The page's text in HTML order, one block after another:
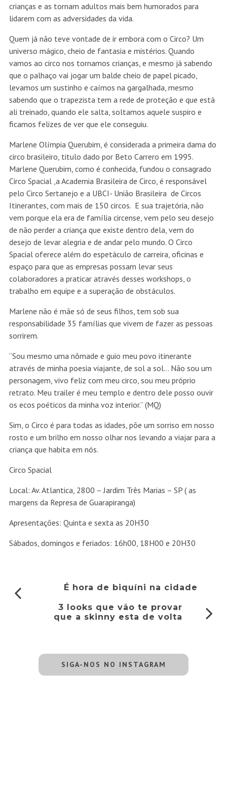
crianças e as tornam adultos mais bem humorados para
lidarem com as adversidades da vida.
Quem já não teve vontade de ir embora com o Circo? Um
universo mágico, cheio de fantasia e mistérios. Quando
vamos ao circo nos tornamos crianças, e mesmo já sabendo
que o palhaço vai jogar um balde cheio de papel picado,
levamos um sustinho e caímos na gargalhada, mesmo
sabendo que o trapezista tem a rede de proteção e que está
ali treinado, quando ele salta, soltamos aquele suspiro e
ficamos felizes de ver que ele conseguiu.
Marlene Olímpia Querubim, é considerada a primeira dama do
circo brasileiro, titulo dado por Beto Carrero em 1995.
Marlene Querubim, como é conhecida, fundou o consagrado
Circo Spacial ,a Academia Brasileira de Circo, é responsável
pelo Circo Sertanejo e a UBCI- União Brasileira de Circos
Itinerantes, com mais de 150 circos. E sua trajetória, não
vem porque ela era de família circense, vem pelo seu desejo
de não perder a criança que existe dentro dela, vem do
desejo de levar alegria e de andar pelo mundo. O Circo
Spacial oferece além do espetáculo de carreira, oficinas e
espaço para que as empresas possam levar seus
colaboradores a praticar através desses workshops, o
trabalho em equipe e a superação de obstáculos.
Marlene não é mãe só de seus filhos, tem sob sua
responsabilidade 35 famílias que vivem de fazer as pessoas
sorrirem.
“Sou mesmo uma nômade e guio meu povo itinerante
através de minha poesia viajante, de sol a sol… Não sou um
personagem, vivo feliz com meu circo, sou meu próprio
retrato. Meu trailer é meu templo e dentro dele posso ouvir
os ecos poéticos da minha voz interior.” (MQ)
Sim, o Circo é para todas as idades, põe um sorriso em nosso
rosto e um brilho em nosso olhar nos levando a viajar para a
criança que habita em nós.
Circo Spacial
Local: Av. Atlantica, 2800 – Jardim Três Marias – SP ( as
margens da Represa de Guarapiranga)
Apresentações: Quinta e sexta as 20H30
Sábados, domingos e feriados: 16h00, 18H00 e 20H30
É hora de biquíni na cidade
3 looks que vão te provar
que a skinny esta de volta
SIGA-NOS NO INSTAGRAM